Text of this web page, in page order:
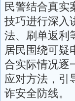
民警结合真实
技巧进行深入
法、刷单返利
居民围绕可疑
合实际情况逐
应对方法，引
诈安全防线。